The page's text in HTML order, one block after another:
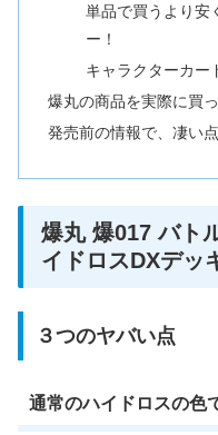
単品で買うより安
ー！
キャラクターカー
爆丸の商品を実際に買
発売前の情報で、凄い
爆丸 爆017 バト
イドロスDXデ
３つのヤバい点
通常のハイドロスの色